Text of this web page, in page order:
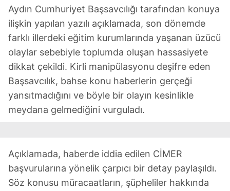
Aydın Cumhuriyet Başsavcılığı tarafından konuya
ilişkin yapılan yazılı açıklamada, son dönemde
farklı illerdeki eğitim kurumlarında yaşanan üzücü
olaylar sebebiyle toplumda oluşan hassasiyete
dikkat çekildi. Kirli manipülasyonu deşifre eden
Başsavcılık, bahse konu haberlerin gerçeği
yansıtmadığını ve böyle bir olayın kesinlikle
meydana gelmediğini vurguladı.
Açıklamada, haberde iddia edilen CİMER
başvurularına yönelik çarpıcı bir detay paylaşıldı.
Söz konusu müracaatların, şüpheliler hakkında